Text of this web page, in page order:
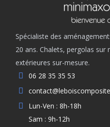
Spécialiste des
20 ans. Chalets, pergolas sur
extérieures sur-mesure.
06 28 35 35 53
Lun-Ven : 8h-18h
Sam : 9h-12h